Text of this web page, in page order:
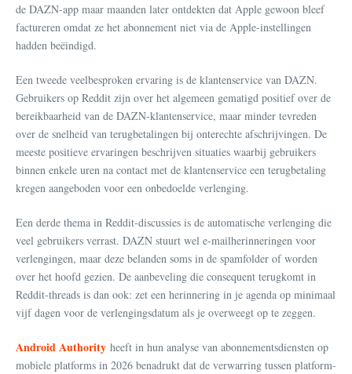
de DAZN-app maar maanden later ontdekten dat Apple gewoon bleef
factureren omdat ze het abonnement niet via de Apple-instellingen
hadden beëindigd.
Een tweede veelbesproken ervaring is de klantenservice van DAZN.
Gebruikers op Reddit zijn over het algemeen gematigd positief over de
bereikbaarheid van de DAZN-klantenservice, maar minder tevreden
over de snelheid van terugbetalingen bij onterechte afschrijvingen. De
meeste positieve ervaringen beschrijven situaties waarbij gebruikers
binnen enkele uren na contact met de klantenservice een terugbetaling
kregen aangeboden voor een onbedoelde verlenging.
Een derde thema in Reddit-discussies is de automatische verlenging die
veel gebruikers verrast. DAZN stuurt wel e-mailherinneringen voor
verlengingen, maar deze belanden soms in de spamfolder of worden
over het hoofd gezien. De aanbeveling die consequent terugkomt in
Reddit-threads is dan ook: zet een herinnering in je agenda op minimaal
vijf dagen voor de verlengingsdatum als je overweegt op te zeggen.
Android Authority heeft in hun analyse van abonnementsdiensten op
mobiele platforms in 2026 benadrukt dat de verwarring tussen platform-